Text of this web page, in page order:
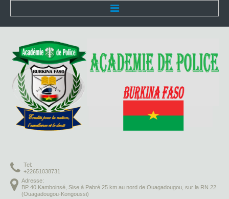
Accueil
L'Académie
Présentation
Organisation
Infrastructures
Vie à l'Académie
Missions
Tel:
+22651038731
Adresse:
BP 40 Kamboinsé, Sise à Pabré 25 km au nord de Ouagadougou, sur la RN 22
(Ouagadougou-Kongoussi)